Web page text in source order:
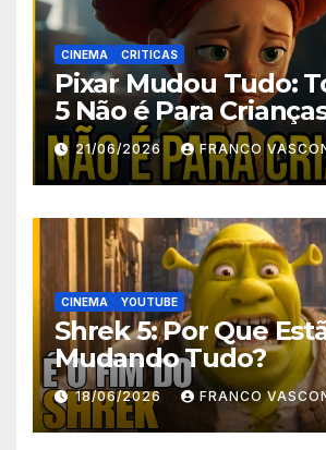
CINEMA CRITICAS
Pixar Mudou Tudo:
5 Não é Para
21/06/2026 FRANCO
CINEMA YOUTUBE
Shrek 5: Por Que
Mudando Tudo?
18/06/2026 FRANCO